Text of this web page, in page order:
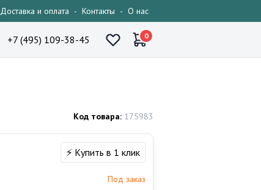
Доставка и оплата - Контакты - О нас
+7 (495) 109-38-45 0
Код товара: 175983
⚡ Купить в 1 клик
Под заказ